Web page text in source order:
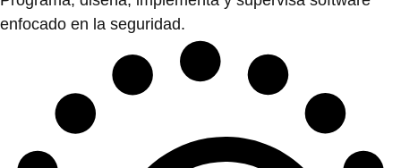
enfocado en la seguridad.